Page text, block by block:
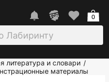
0
литература и словари /
материалы